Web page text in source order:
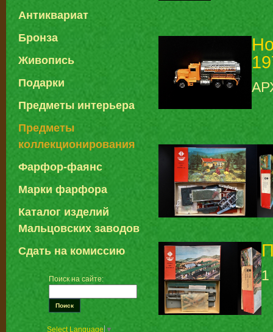
Антиквариат
Бронза
Живопись
Подарки
Предметы интерьера
Предметы
коллекционирования
Фарфор-фаянс
Марки фарфора
Каталог изделий
Мальцовских заводов
Сдать на комиссию
Поиск на сайте:
Select Language ▼
1